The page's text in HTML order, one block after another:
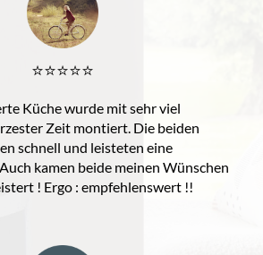
⭐️⭐️⭐️⭐️⭐️
Küche wurde mit sehr viel
Zeit montiert. Die beiden
schnell und leisteten eine
kamen beide meinen Wünschen
! Ergo : empfehlenswert !!